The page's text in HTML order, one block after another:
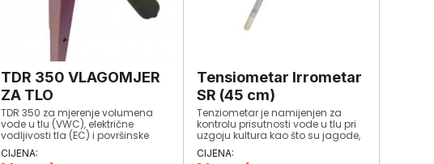
TDR 350 VLAGOMJER
ZA TLO
TDR 350 za mjerenje volumena
vode u tlu (VWC), električne
vodljivosti tla (EC) i površinske
temperature tla.
Tensiometar Irrometar
SR (45 cm)
Tenziometar je namijenjen za
kontrolu prisutnosti vode u tlu pri
uzgoju kultura kao što su jagode,
meko voće, povrće, šparoge na
otvorenim poljima, u tunelima, u